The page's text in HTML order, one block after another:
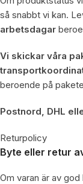
så snabbt vi kan.
arbetsdagar
Vi skickar våra
beroende på
Postnord, DHL
Returpolicy
Byte eller retur
Om varan är av